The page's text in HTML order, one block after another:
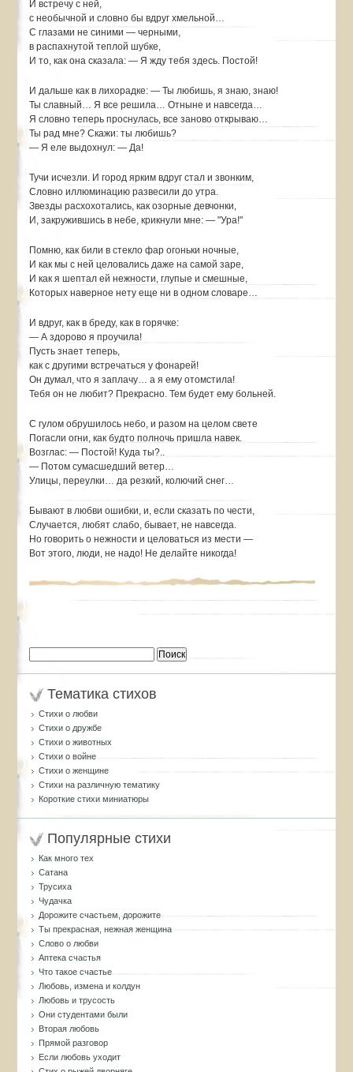
И встречу с ней,
с необычной и словно бы вдруг хмельной…
С глазами не синими — черными,
в распахнутой теплой шубке,
И то, как она сказала: — Я жду тебя здесь. Постой!
И дальше как в лихорадке: — Ты любишь, я знаю, знаю!
Ты славный… Я все решила… Отныне и навсегда…
Я словно теперь проснулась, все заново открываю…
Ты рад мне? Скажи: ты любишь?
— Я еле выдохнул: — Да!
Тучи исчезли. И город ярким вдруг стал и звонким,
Словно иллюминацию развесили до утра.
Звезды расхохотались, как озорные девчонки,
И, закружившись в небе, крикнули мне: — "Ура!"
Помню, как били в стекло фар огоньки ночные,
И как мы с ней целовались даже на самой заре,
И как я шептал ей нежности, глупые и смешные,
Которых наверное нету еще ни в одном словаре…
И вдруг, как в бреду, как в горячке:
— А здорово я проучила!
Пусть знает теперь,
как с другими встречаться у фонарей!
Он думал, что я заплачу… а я ему отомстила!
Тебя он не любит? Прекрасно. Тем будет ему больней.
С гулом обрушилось небо, и разом на целом свете
Погасли огни, как будто полночь пришла навек.
Возглас: — Постой! Куда ты?..
— Потом сумасшедший ветер…
Улицы, переулки… да резкий, колючий снег…
Бывают в любви ошибки, и, если сказать по чести,
Случается, любят слабо, бывает, не навсегда.
Но говорить о нежности и целоваться из мести —
Вот этого, люди, не надо! Не делайте никогда!
Тематика стихов
Стихи о любви
Стихи о дружбе
Стихи о животных
Стихи о войне
Стихи о женщине
Стихи на различную тематику
Короткие стихи миниатюры
Популярные стихи
Как много тех
Сатана
Трусиха
Чудачка
Дорожите счастьем, дорожите
Ты прекрасная, нежная женщина
Слово о любви
Аптека счастья
Что такое счастье
Любовь, измена и колдун
Любовь и трусость
Они студентами были
Вторая любовь
Прямой разговор
Если любовь уходит